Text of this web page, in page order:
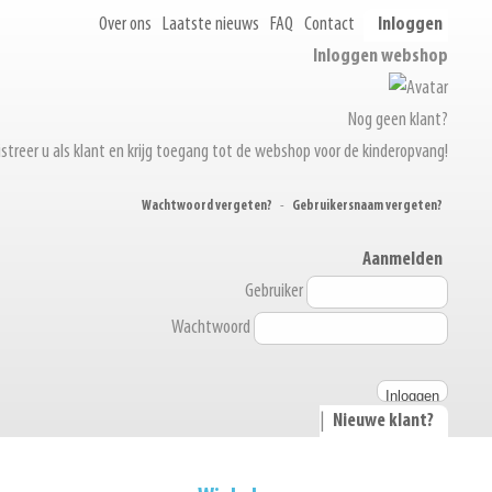
Over ons Laatste nieuws FAQ Contact
Inloggen
Inloggen webshop
Nog geen klant?
u als klant en krijg toegang tot de webshop voor de kinderopvang!
Wachtwoord vergeten? - Gebruikersnaam vergeten?
Aanmelden
Gebruiker
Wachtwoord
Nieuwe klant?